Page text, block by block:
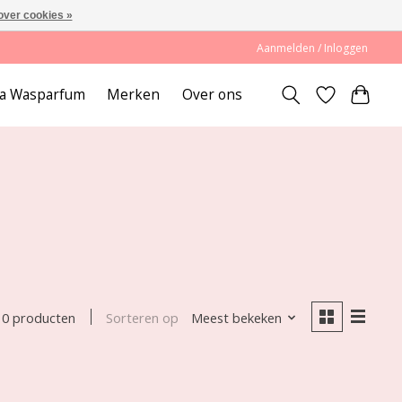
Aanmelden / Inloggen
Wasparfum Merken Over ons
0 producten Sorteren op Meest bekeken
cookies »